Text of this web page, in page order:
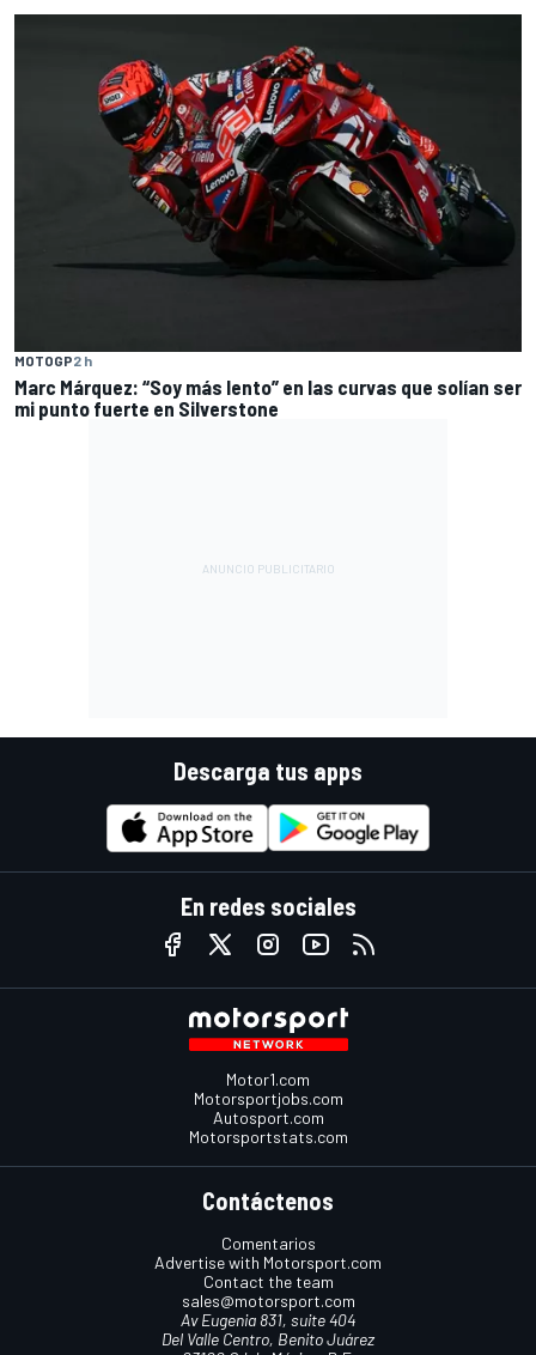
MOTOGP2 h
Marc Márquez: “Soy más lento” en las curvas que solían ser
mi punto fuerte en Silverstone
Descarga tus apps
En redes sociales
Motor1.com
Motorsportjobs.com
Autosport.com
Motorsportstats.com
Contáctenos
Comentarios
Advertise with Motorsport.com
Contact the team
sales@motorsport.com
Av Eugenia 831, suite 404
Del Valle Centro, Benito Juárez